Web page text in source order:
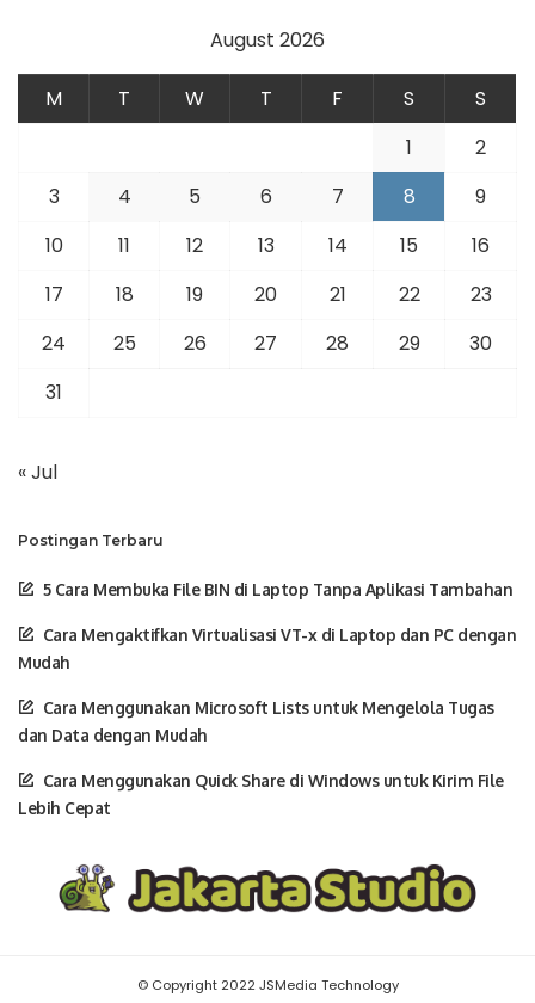
August 2026
M T W T F S
S
1
2
3
4 5 6 7 8
9
10
11 12 13 14 15
16
17
18 19 20 21 22
23
24
25 26 27 28 29
30
31
« Jul
Postingan Terbaru
5 Cara Membuka File BIN di Laptop Tanpa Aplikasi Tambahan
Cara Mengaktifkan Virtualisasi VT-x di Laptop dan PC dengan
Mudah
Cara Menggunakan Microsoft Lists untuk Mengelola Tugas
dan Data dengan Mudah
Cara Menggunakan Quick Share di Windows untuk Kirim File
Lebih Cepat
© Copyright 2022 JSMedia Technology